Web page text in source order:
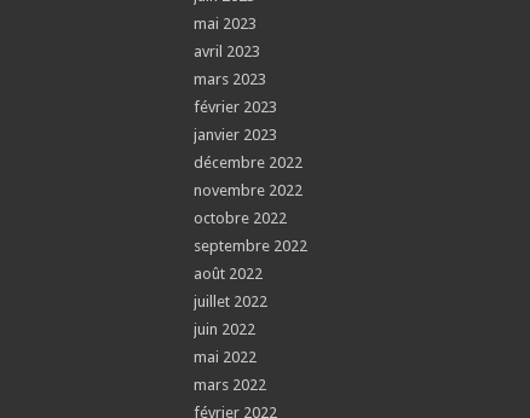
mai 2023
avril 2023
mars 2023
février 2023
janvier 2023
décembre 2022
novembre 2022
octobre 2022
septembre 2022
août 2022
juillet 2022
juin 2022
mai 2022
mars 2022
février 2022